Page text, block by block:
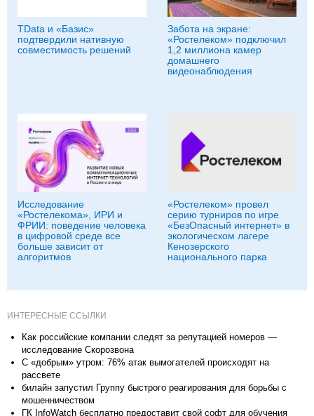
TData и «Базис»
подтвердили нативную
совместимость решений
Забота на экране:
«Ростелеком» подключил
1,2 миллиона камер
домашнего
видеонаблюдения
Исследование
«Ростелекома», ИРИ и
ФРИИ: поведение человека
в цифровой среде все
больше зависит от
алгоритмов
«Ростелеком» провел
серию турниров по игре
«БезОпасный интернет» в
экологическом лагере
Кенозерского
национального парка
ИНТЕРЕСНЫЕ ССЫЛКИ
Как российские компании следят за репутацией номеров —
исследование Скорозвона
С «добрым» утром: 76% атак вымогателей происходят на
рассвете
билайн запустил Группу быстрого реагирования для борьбы с
мошенничеством
ГК InfoWatch бесплатно предоставит свой софт для обучения